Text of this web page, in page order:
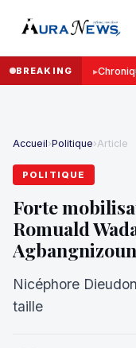
BREAKING
Accueil›Politique›Article
POLITIQUE
Forte
Romuald
Nicéphore
taille